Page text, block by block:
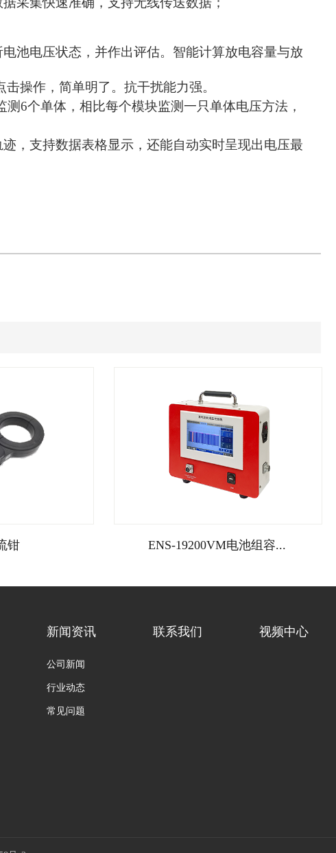
池电压状态，并作出评估。智能计算放电容量与放
操作，简单明了。抗干扰能力强。
6个单体，相比每个模块监测一只单体电压方法，
，支持数据表格显示，还能自动实时呈现出电压最
钳 ENS-19200VM电池组容...
新闻资讯
公司新闻
行业动态
常见问题
联系我们 视频中心